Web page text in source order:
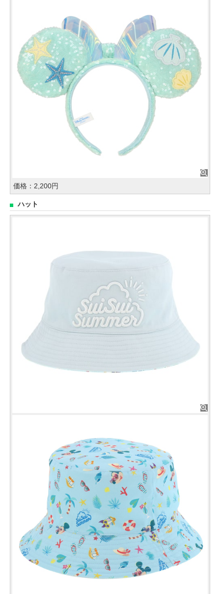
価格：2,200円
ハット